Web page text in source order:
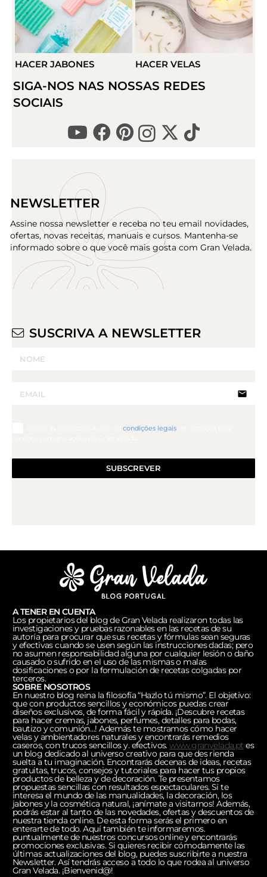
HACER JABONES HACER VELAS
SIGA-NOS NAS NOSSAS REDES
SOCIAIS
NEWSLETTER
Assine nossa newsletter e receba no teu email novidades,
ofertas, novas receitas, manuais e cursos. Mantenha-se
informado sobre o que você mais gosta com Gran Velada.
SUSCRIVA A NEWSLETTER
email
condições legais
SUBSCREVER
A TENER EN CUENTA
Los propietarios del blog de Gran Velada realizaron todas las
investigaciones y pruebas razonables en las recetas de su
autoría para procurar que sus recetas y fórmulas sean seguras
y efectivas cuando se usen según las instrucciones dadas; pero
no asumen responsabilidad alguna por cualquier lesión o daño
causado o sufrido en el uso de las mismas o malas
dosificaciones o por la formulación de recetas colgadas por
terceros.
SOBRE NOSOTROS
En nuestro blog reina la filosofía “Hazlo tú mismo”. El objetivo:
que con productos sencillos y económicos puedas crear
diseños exclusivos, de forma fácil y rápida. ¡Descubre recetas
para hacer cremas, jabones, perfumes, detalles para bodas,
bautizo y comunión…! Además te mostramos cómo hacer
velas y ambientadores naturales y encontrarás remedios
caseros, con trucos sencillos y. efectivos.www.granvelada.pt es
un blog dedicado al universo creativo para que des rienda
suelta a tu imaginación. Encontrarás decenas de ideas, recetas
gratuitas, trucos, consejos y tutoriales para hacer tus propios
productos de belleza y de decoración. Te presentamos
propuestas sencillas con resultados espectaculares. Si te
interesa el mundo de las manualidades, la decoración, los
jabones y la cosmética natural, ¡anímate a visitarnos! Además,
podrás estar al tanto de las novedades, ofertas y descuentos de
nuestra tienda online. De esta forma serás el primero en
enterarte de todo. Aquí también te informaremos.
puntualmente de nuestros concursos online y encontrarás
promociones exclusivas. Si quieres recibir cómodamente las
últimas actualizaciones del blog, puedes suscribirte a nuestra
Newsletter. Así tendrás acceso a todo lo que rodea al universo
Gran Velada. ¡Bienvenid@!